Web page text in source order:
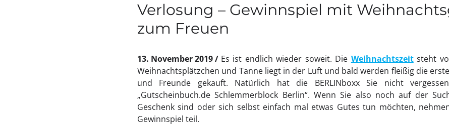
Verlosung – Gewinnspiel mit
zum Freuen
13. November 2019 Es ist endlich wieder soweit. Die Weihnachtszeitsteht
Weihnachtsplätzchen und Tanne liegt in der Luft und bald werden fleißig die
und Freunde gekauft. Natürlich hat die BERLINboxx Sie nicht
„Gutscheinbuch.de Schlemmerblock Berlin“. Wenn Sie also noch auf der
Geschenk sind oder sich selbst einfach mal etwas Gutes tun möchten,
Gewinnspiel teil.